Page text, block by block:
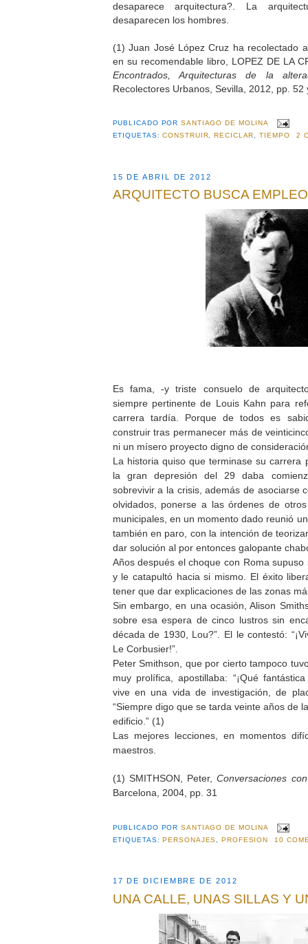
desaparece arquitectura?. La
desaparecen los hombres.
(1) Juan José López Cruz ha recolectado
en su recomendable libro, LOPEZ DE LA
Encontrados, Arquitecturas de la
Recolectores Urbanos, Sevilla, 2012, pp. 52
PUBLICADO PORSANTIAGO DE MOLINA
ETIQUETAS:CONSTRUIR ,RECICLAR ,TIEMPO 2
15 DE ABRIL DE 2012
ARQUITECTO BUSCA EMPLEO
Es fama, -y triste consuelo de
siempre pertinente de Louis Kahn para
carrera tardía. Porque de todos es
construir tras permanecer más de
ni un mísero proyecto digno de
La historia quiso que terminase su carrera
la gran depresión del 29 daba
sobrevivir a la crisis, además de asociarse
olvidados, ponerse a las órdenes de
municipales, en un momento dado reunió
también en paro, con la intención de
dar solución al por entonces galopante
Años después el choque con Roma
y le catapultó hacia si mismo. El éxito
tener que dar explicaciones de las zonas
Sin embargo, en una ocasión, Alison
sobre esa espera de cinco lustros sin
década de 1930, Lou?”. El le contestó:
Le Corbusier!”.
Peter Smithson, que por cierto tampoco
muy prolífica, apostillaba: “¡Qué
vive en una vida de investigación, de
“Siempre digo que se tarda veinte años de
edificio.” (1)
Las mejores lecciones, en momentos
maestros.
(1) SMITHSON, Peter,Conversaciones
Barcelona, 2004, pp. 31
PUBLICADO PORSANTIAGO DE MOLINA
ETIQUETAS:PERSONAJES ,PROFESION 10
17 DE DICIEMBRE DE 2012
UNA CALLE, UNAS SILLAS Y